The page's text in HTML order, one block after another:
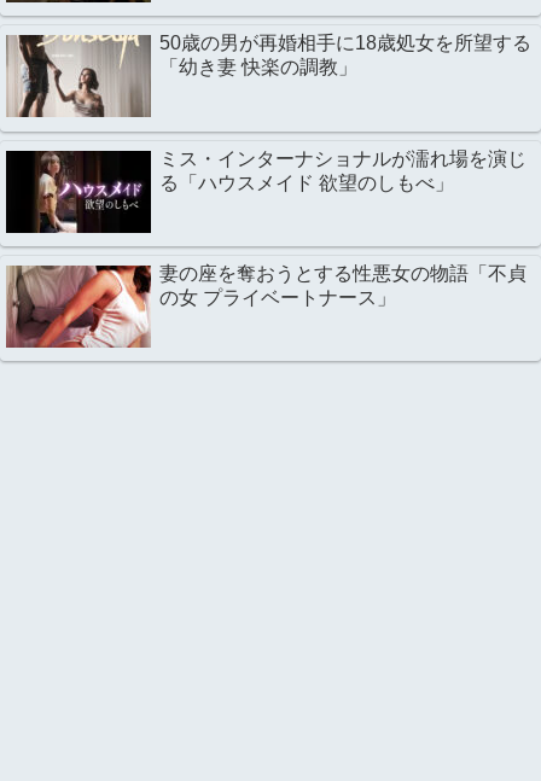
50歳の男が再婚相手に18歳処女を所望する
「幼き妻 快楽の調教」
ミス・インターナショナルが濡れ場を演じ
る「ハウスメイド 欲望のしもべ」
妻の座を奪おうとする性悪女の物語「不貞
の女 プライベートナース」